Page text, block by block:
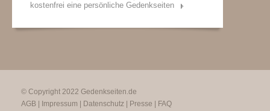
kostenfrei eine persönliche Gedenkseiten
© Copyright 2022 Gedenkseiten.de
AGB
Impressum Datenschutz Presse
FAQ